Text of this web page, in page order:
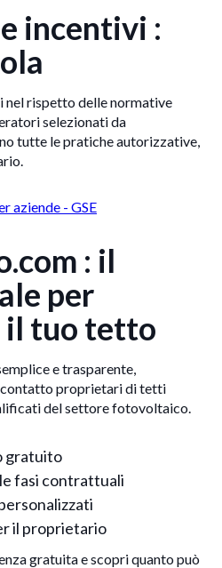
incentivi :
nel rispetto delle normative
selezionati da
tutte le pratiche autorizzative,
aziende - GSE
: il
per
il tuo tetto
e trasparente,
proprietari di tetti
del settore fotovoltaico.
gratuito
fasi contrattuali
il proprietario
gratuita e scopri quanto può